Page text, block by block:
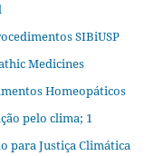
SIBiUSP
Medicines
Homeopáticos
pelo clima; 1
para Justiça Climática